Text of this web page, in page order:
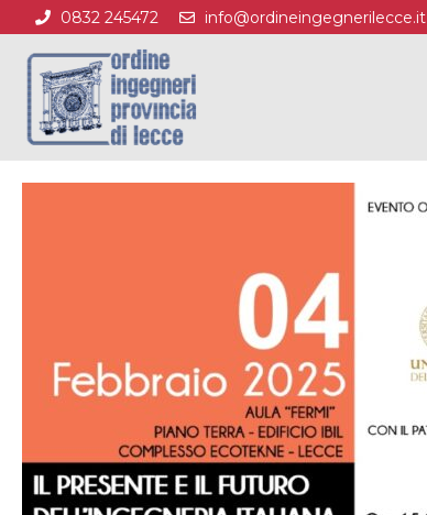
0832 245472 info@ordineingegnerilecce.it